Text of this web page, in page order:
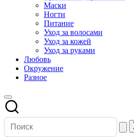
Маски
Ногти
Питание
Уход за волосами
Уход за кожей
Уход за руками
Любовь
Окружение
Разное